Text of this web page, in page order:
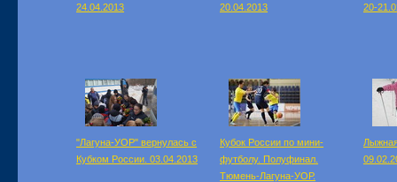
24.04.2013
20.04.2013
20-
"Лагуна-УОР" вернулась с
Кубком России. 03.04.2013
Кубок России по мини-
футболу. Полуфинал.
Тюмень-Лагуна-УОР.